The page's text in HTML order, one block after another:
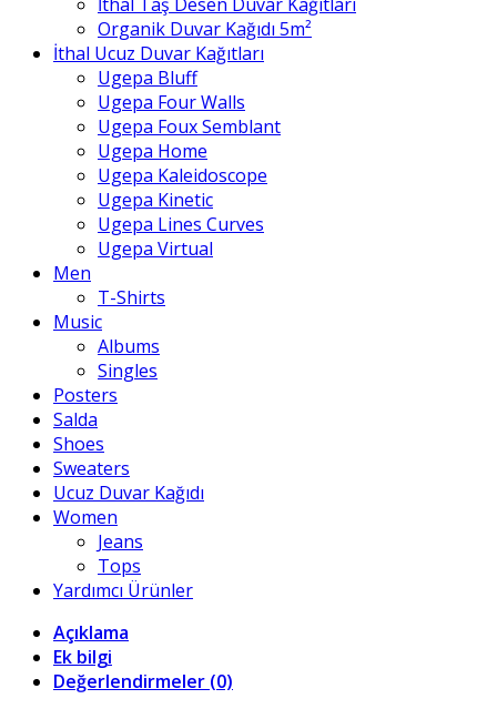
Organik Duvar Kağıdı 5m²
İthal Ucuz Duvar Kağıtları
Ugepa Bluff
Ugepa Four Walls
Ugepa Foux Semblant
Ugepa Home
Ugepa Kaleidoscope
Ugepa Kinetic
Ugepa Lines Curves
Ugepa Virtual
Men
T-Shirts
Music
Albums
Singles
Posters
Salda
Shoes
Sweaters
Ucuz Duvar Kağıdı
Women
Jeans
Tops
Yardımcı Ürünler
Açıklama
Ek bilgi
Değerlendirmeler (0)